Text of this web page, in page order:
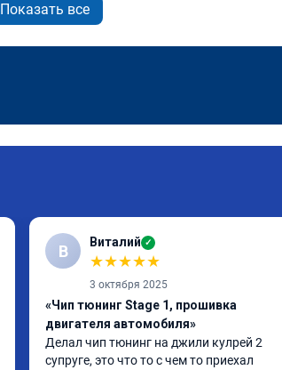
Показать все
В Виталий ✓
★★★★★
3 октября 2025
«Чип тюнинг Stage 1, прошивка
двигателя автомобиля»
Делал чип тюнинг на джили кулрей 2
супруге, это что то с чем то приехал